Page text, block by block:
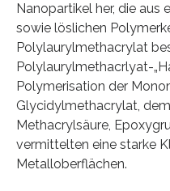
Nanopartikel her, die aus
sowie löslichen
Polylaurylmethacrylat
Polylaurylmethacrlyat-
Polymerisation der
Glycidylmethacrylat,
Methacrylsäure,
vermittelten eine starke
Metalloberflächen.